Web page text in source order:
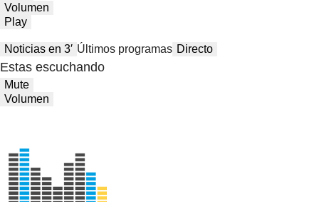
Volumen
Play
Noticias en 3′ Últimos programas Directo
Estas escuchando
Mute
Volumen